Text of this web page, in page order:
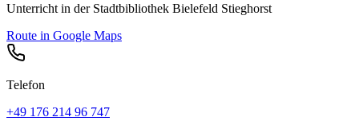
Unterricht in der Stadtbibliothek Bielefeld Stieghorst
Route in Google Maps
Telefon
+49 176 214 96 747